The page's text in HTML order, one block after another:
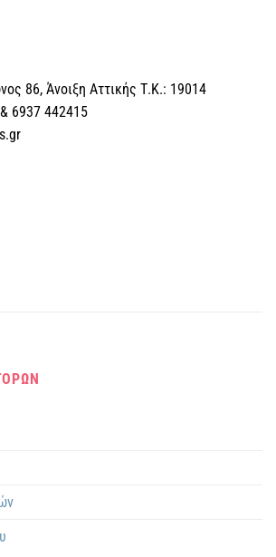
86, Άνοιξη Αττικής Τ.Κ.: 19014
6937 442415